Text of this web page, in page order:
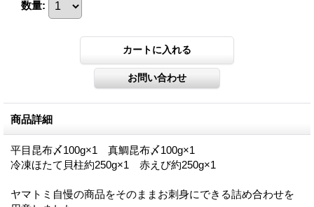
数量:
商品詳細
平目昆布〆100g×1 真鯛昆布〆100g×1
冷凍ほたて貝柱約250g×1 赤えび約250g×1
ヤマトミ自慢の商品をそのままお刺身にできる詰め合わせを